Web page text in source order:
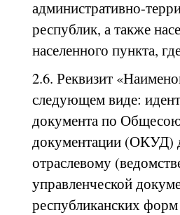
административно-
республик, а также
населенного пункта,
2.6. Реквизит
следующем виде:
документа по
документации (ОКУД)
отраслевому
управленческой
республиканских